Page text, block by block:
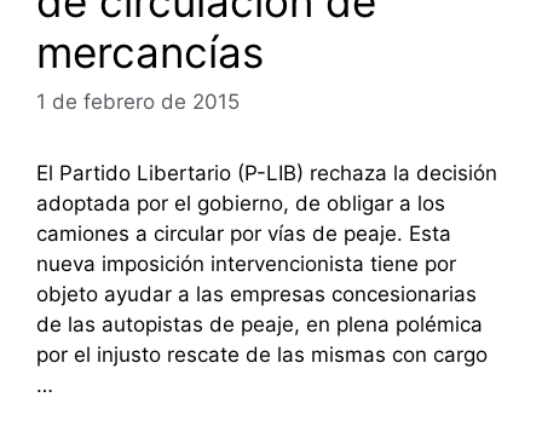
mercancías
1 de febrero de 2015
El Partido Libertario (P-LIB) rechaza la decisión
adoptada por el gobierno, de obligar a los
camiones a circular por vías de peaje. Esta
nueva imposición intervencionista tiene por
objeto ayudar a las empresas concesionarias
de las autopistas de peaje, en plena polémica
por el injusto rescate de las mismas con cargo
…